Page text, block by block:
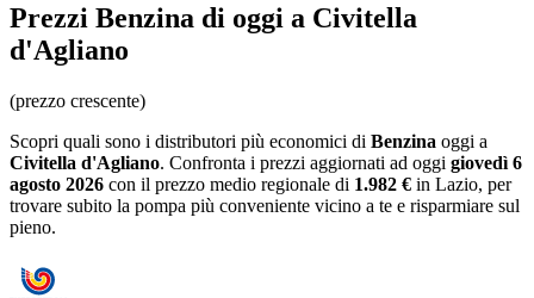
Prezzi Benzina di oggi a Civitella
d'Agliano
(prezzo crescente)
Scopri quali sono i distributori più economici di Benzina oggi a
Civitella d'Agliano. Confronta i prezzi aggiornati ad oggi giovedì 6
agosto 2026 con il prezzo medio regionale di 1.982 € in Lazio, per
trovare subito la pompa più conveniente vicino a te e risparmiare sul
pieno.